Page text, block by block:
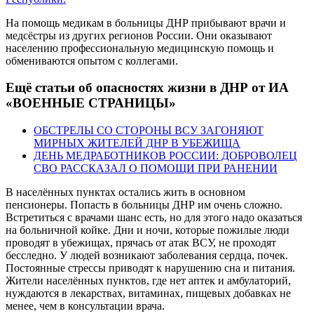
На помощь медикам в больницы ДНР прибывают врачи и
медсёстры из других регионов России. Они оказывают
населению профессиональную медицинскую помощь и
обмениваются опытом с коллегами.
Ещё статьи об опасностях жизни в ДНР от ИА
«ВОЕННЫЕ СТРАНИЦЫ»
ОБСТРЕЛЫ СО СТОРОНЫ ВСУ ЗАГОНЯЮТ
МИРНЫХ ЖИТЕЛЕЙ ДНР В УБЕЖИЩА
ДЕНЬ МЕДРАБОТНИКОВ РОССИИ: ДОБРОВОЛЕЦ
СВО РАССКАЗАЛ О ПОМОЩИ ПРИ РАНЕНИИ
В населённых пунктах остались жить в основном
пенсионеры. Попасть в больницы ДНР им очень сложно.
Встретиться с врачами шанс есть, но для этого надо оказаться
на больничной койке. Дни и ночи, которые пожилые люди
проводят в убежищах, прячась от атак ВСУ, не проходят
бесследно. У людей возникают заболевания сердца, почек.
Постоянные стрессы приводят к нарушению сна и питания.
Жители населённых пунктов, где нет аптек и амбулаторий,
нуждаются в лекарствах, витаминах, пищевых добавках не
менее, чем в консультации врача.